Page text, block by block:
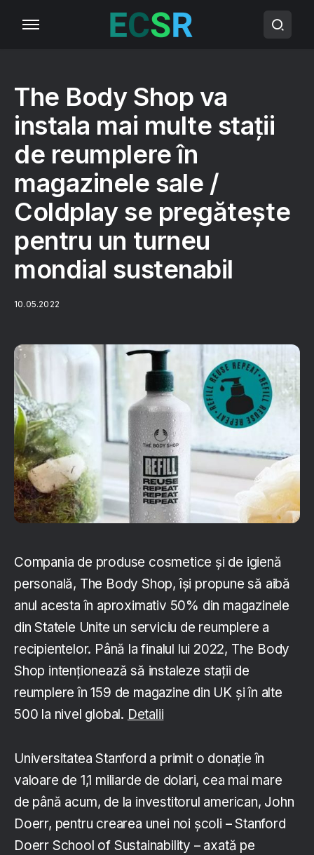
The Body Shop va
instala mai multe stații
de reumplere în
magazinele sale /
Coldplay se pregătește
pentru un turneu
mondial sustenabil
10.05.2022
Compania de produse cosmetice și de igienă
personală, The Body Shop, își propune să aibă
anul acesta în aproximativ 50% din magazinele
din Statele Unite un serviciu de reumplere a
recipientelor. Până la finalul lui 2022, The Body
Shop intenționează să instaleze stații de
reumplere în 159 de magazine din UK și în alte
500 la nivel global. Detalii
Universitatea Stanford a primit o donație în
valoare de 1,1 miliarde de dolari, cea mai mare
de până acum, de la investitorul american, John
Doerr, pentru crearea unei noi școli – Stanford
Doerr School of Sustainability – axată pe